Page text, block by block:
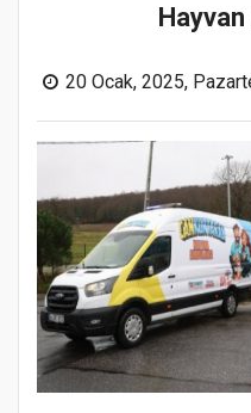
Hayvan
20 Ocak, 2025,